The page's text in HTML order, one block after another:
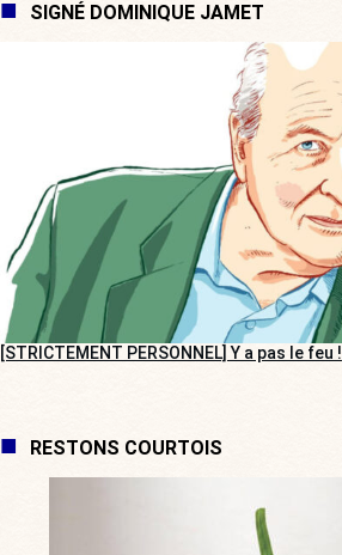
SIGNÉ DOMINIQUE JAMET
[STRICTEMENT PERSONNEL] Y a pas le feu !
RESTONS COURTOIS